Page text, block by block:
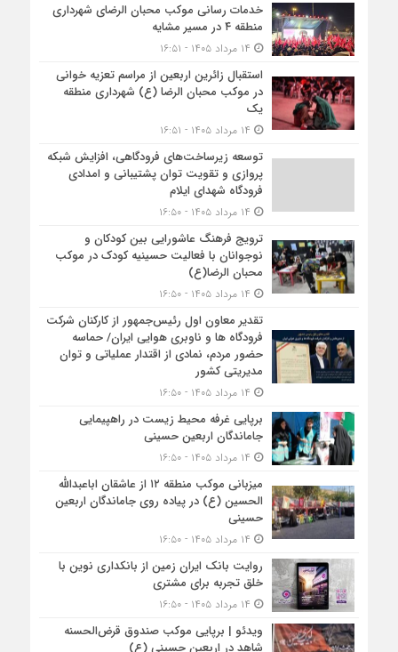
خدمات رسانی موکب محبان الرضای شهرداری
منطقه ۴ در مسیر مشایه
استقبال زائرین اربعین از مراسم تعزیه خوانی
در موکب محبان الرضا (ع) شهرداری منطقه
یک
توسعه زیرساخت‌های فرودگاهی، افزایش شبکه
پروازی و تقویت توان پشتیبانی و امدادی
فرودگاه شهدای ایلام
ترویج فرهنگ عاشورایی بین کودکان و
نوجوانان با فعالیت حسینیه کودک در موکب
محبان الرضا(ع)
تقدیر معاون اول رئیس‌جمهور از کارکنان شرکت
فرودگاه ها و ناوبری هوایی ایران/ حماسه
حضور مردم، نمادی از اقتدار عملیاتی و توان
مدیریتی کشور
برپایی غرفه محیط زیست در راهپیمایی
جاماندگان اربعین حسینی
میزبانی موکب منطقه ۱۲ از عاشقان اباعبدالله
الحسین (ع) در پیاده روی جاماندگان اربعین
حسینی
روایت بانک ایران زمین از بانکداری نوین با
خلق تجربه برای مشتری
ویدئو | برپایی موکب صندوق قرض‌الحسنه